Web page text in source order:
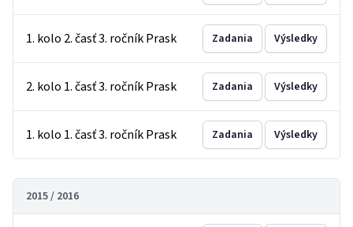
1. kolo 2. časť 3. ročník Prask Zadania Výsledky
2. kolo 1. časť 3. ročník Prask Zadania Výsledky
1. kolo 1. časť 3. ročník Prask Zadania Výsledky
2015 / 2016